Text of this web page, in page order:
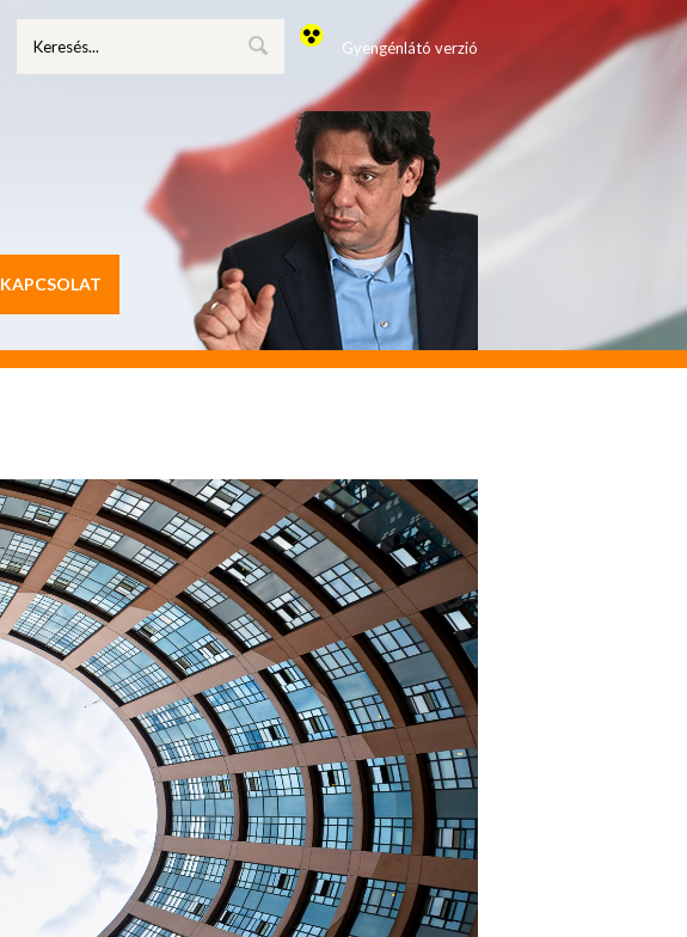
Gyengénlátó verzió
KAPCSOLAT